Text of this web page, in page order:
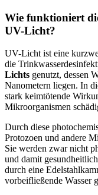
Wie funktioniert
UV-Licht?
UV-Licht ist eine
die
Lichts genutzt, dessen
Nanometern liegen. In
stark keimtötende
Mikroorganismen
Durch diese
Protozoen und andere
Sie werden zwar nicht
und damit
durch eine
vorbeifließende Wasser